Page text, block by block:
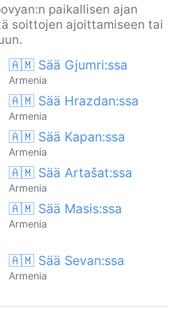
paikallisen ajan
soittojen ajoittamiseen tai
🇦🇲 Sää Gjumri:ssa
Armenia
🇦🇲 Sää Hrazdan:ssa
Armenia
🇦🇲 Sää Kapan:ssa
Armenia
🇦🇲 Sää Artašat:ssa
Armenia
🇦🇲 Sää Masis:ssa
Armenia
🇦🇲 Sää Sevan:ssa
Armenia